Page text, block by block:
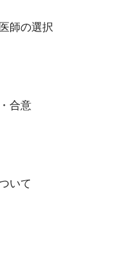
師の選択
合意
いて